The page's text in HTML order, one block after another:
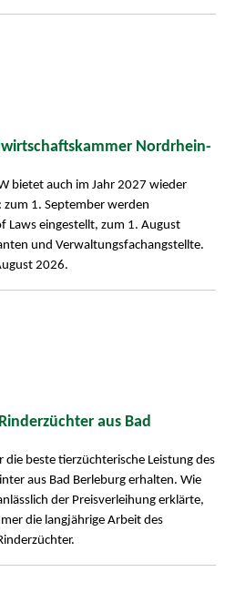
Nordrhein-
bietet auch im Jahr 2027 wieder
1. September werden
Laws eingestellt, zum 1. August
und Verwaltungsfachangstellte.
2026.
aus Bad
die beste tierzüchterische Leistung des
aus Bad Berleburg erhalten. Wie
der Preisverleihung erklärte,
die langjährige Arbeit des